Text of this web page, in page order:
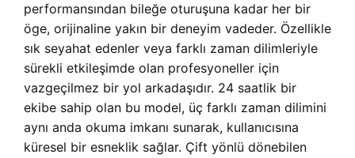
performansından bileğe oturuşuna kadar her bir
öge, orijinaline yakın bir deneyim vadeder. Özellikle
sık seyahat edenler veya farklı zaman dilimleriyle
sürekli etkileşimde olan profesyoneller için
vazgeçilmez bir yol arkadaşıdır. 24 saatlik bir
ekibe sahip olan bu model, üç farklı zaman dilimini
aynı anda okuma imkanı sunarak, kullanıcısına
küresel bir esneklik sağlar. Çift yönlü dönebilen